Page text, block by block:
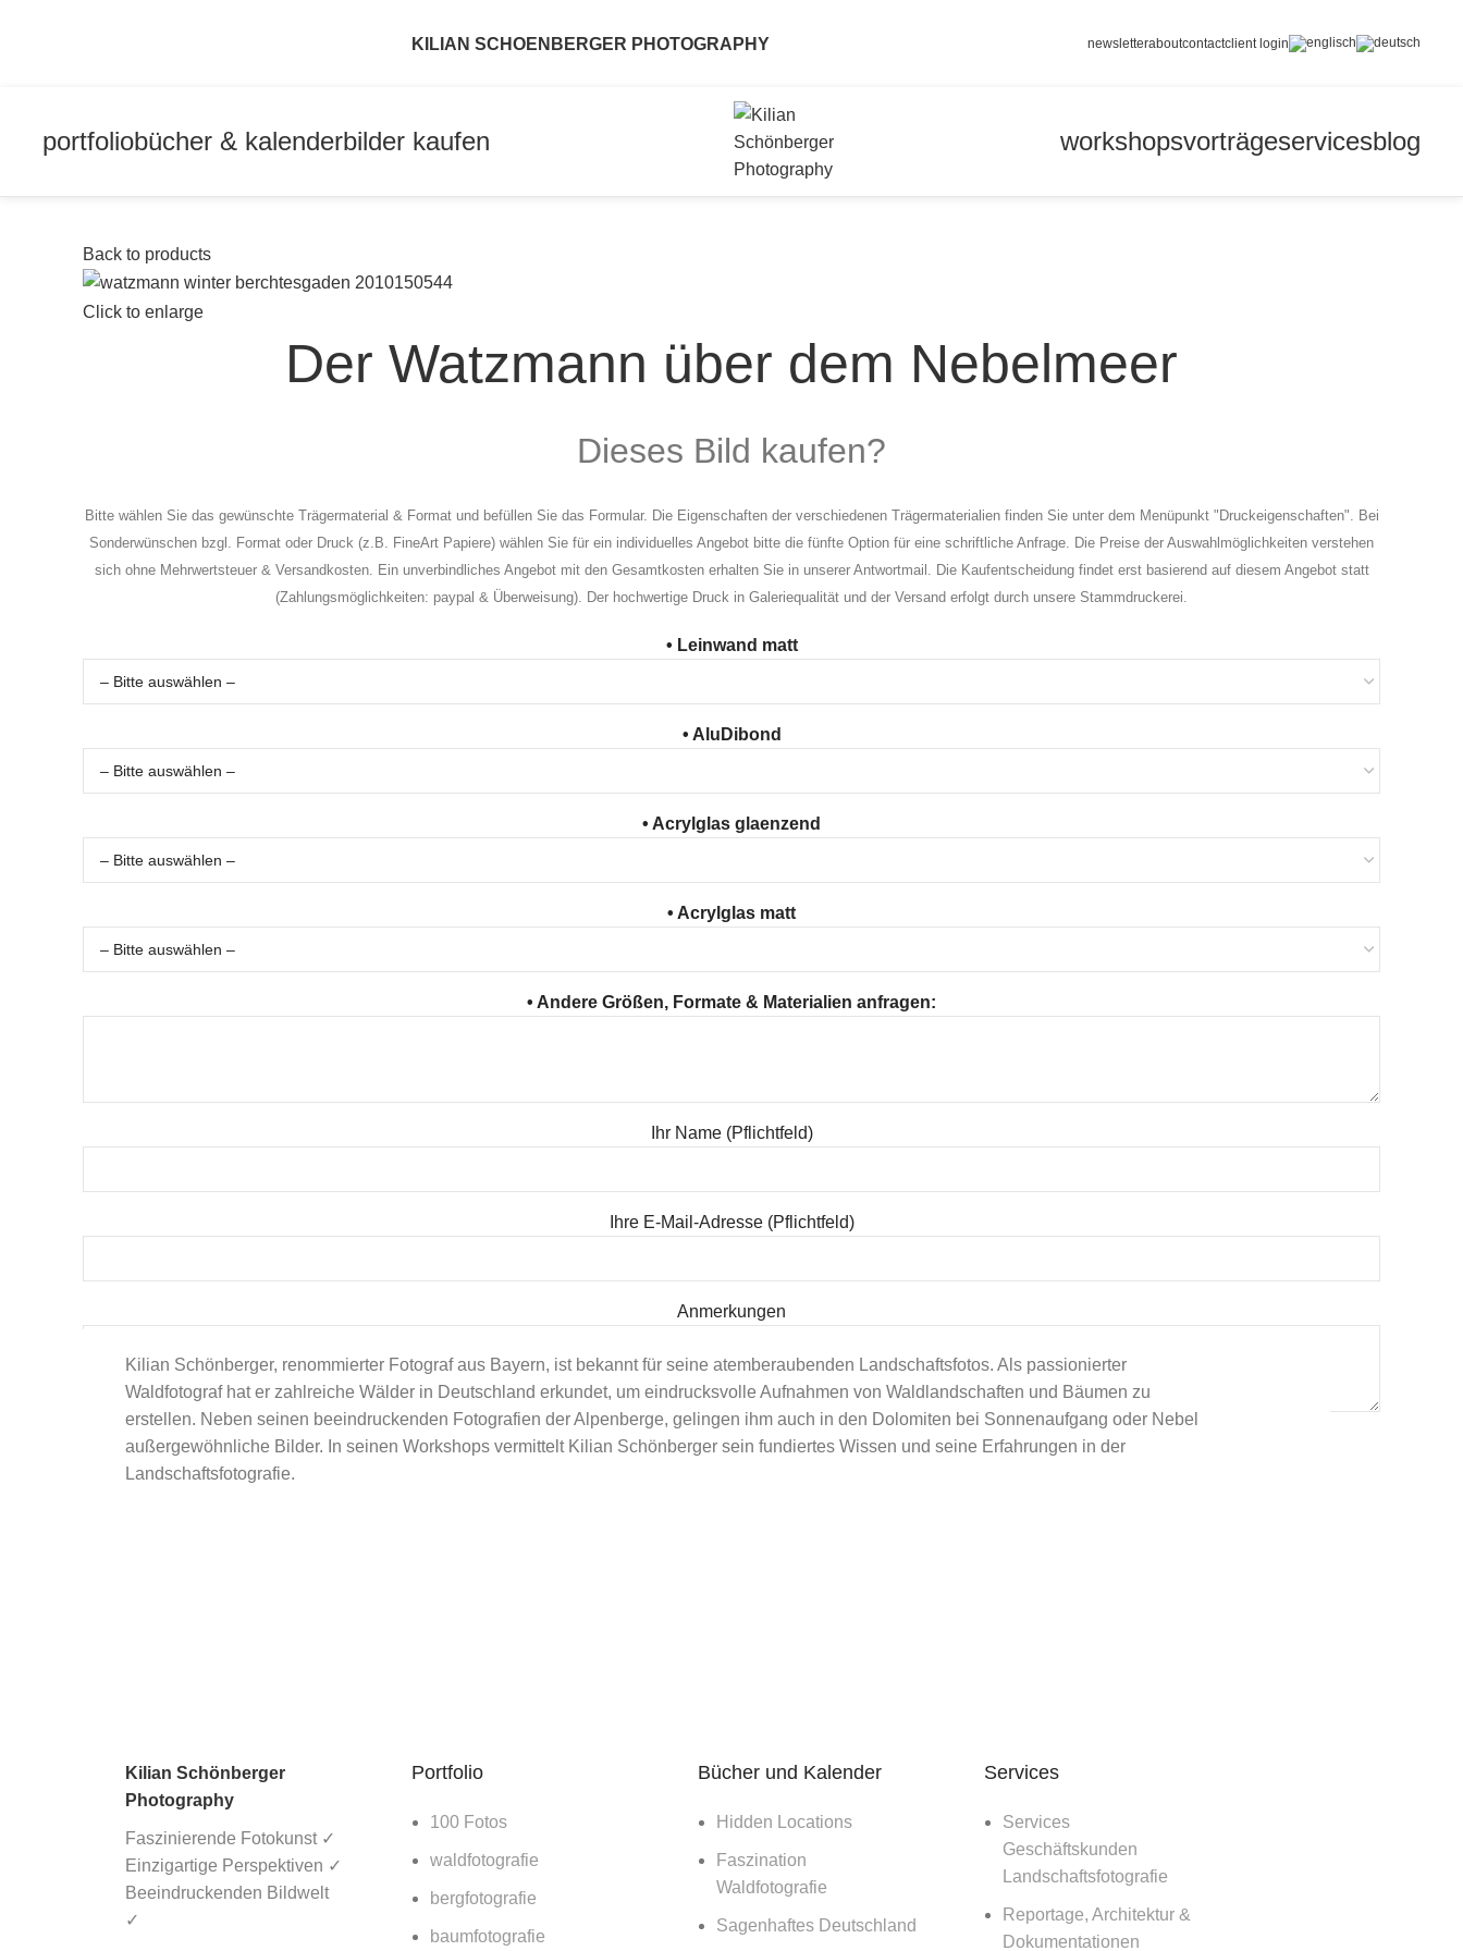
KILIAN SCHOENBERGER PHOTOGRAPHY newsletteraboutcontactclient login
portfoliobücher & kalenderbilder kaufen workshopsvorträgeservicesblog
Back to products
Click to enlarge
Der Watzmann über dem Nebelmeer
Dieses Bild kaufen?
Bitte wählen Sie das gewünschte Trägermaterial & Format und befüllen Sie das Formular. Die Eigenschaften der verschiedenen Trägermaterialien finden Sie unter dem Menüpunkt "Druckeigenschaften". Bei
Sonderwünschen bzgl. Format oder Druck (z.B. FineArt Papiere) wählen Sie für ein individuelles Angebot bitte die fünfte Option für eine schriftliche Anfrage. Die Preise der Auswahlmöglichkeiten verstehen
sich ohne Mehrwertsteuer & Versandkosten. Ein unverbindliches Angebot mit den Gesamtkosten erhalten Sie in unserer Antwortmail. Die Kaufentscheidung findet erst basierend auf diesem Angebot statt
(Zahlungsmöglichkeiten: paypal & Überweisung). Der hochwertige Druck in Galeriequalität und der Versand erfolgt durch unsere Stammdruckerei.
• Leinwand matt
• AluDibond
• Acrylglas glaenzend
• Acrylglas matt
• Andere Größen, Formate & Materialien anfragen:
Ihr Name (Pflichtfeld)
Ihre E-Mail-Adresse (Pflichtfeld)
Anmerkungen
Mit der Verwendung dieses Formulars erklären Sie sich mit der Speicherung und Handhabung Ihrer Daten durch diese Website einverstanden.
Der blaue Wald
Drei Zinnen Seitprofil
Kilian Schönberger, renommierter Fotograf aus Bayern, ist bekannt für seine atemberaubenden Landschaftsfotos. Als passionierter
Waldfotograf hat er zahlreiche Wälder in Deutschland erkundet, um eindrucksvolle Aufnahmen von Waldlandschaften und Bäumen zu
erstellen. Neben seinen beeindruckenden Fotografien der Alpenberge, gelingen ihm auch in den Dolomiten bei Sonnenaufgang oder Nebel
außergewöhnliche Bilder. In seinen Workshops vermittelt Kilian Schönberger sein fundiertes Wissen und seine Erfahrungen in der
Landschaftsfotografie.
Kilian Schönberger
Photography
Faszinierende Fotokunst ✓
Einzigartige Perspektiven ✓
Beeindruckenden Bildwelt
✓
Portfolio
100 Fotos
waldfotografie
bergfotografie
baumfotografie
Bücher und Kalender
Hidden Locations
Faszination
Waldfotografie
Sagenhaftes Deutschland
Services
Services
Geschäftskunden
Landschaftsfotografie
Reportage, Architektur &
Dokumentationen